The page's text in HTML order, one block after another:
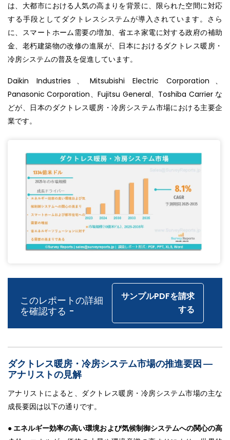
は、大都市における人気の高まりを背景に、限られた空間に対応
する手段としてダクトレスシステムが導入されています。さら
に、スマートホーム需要の増加、省エネ家電に対する政府の補助
金、老朽建築物の改修の進展が、日本におけるダクトレス暖房・
冷房システムの普及を促進しています。
Daikin Industries、Mitsubishi Electric Corporation、
Panasonic Corporation、Fujitsu General、Toshiba Carrier な
どが、日本のダクトレス暖房・冷房システム市場における主要企
業です。
このレポートの詳細
を確認する -
サンプルPDFを請求
する
ダクトレス暖房・冷房システム市場の推進要因 ―
アナリストの見解
アナリストによると、ダクトレス暖房・冷房システム市場の主な
成長要因は以下の通りです。
● エネルギー効率の高い環境および気候制御システムへの関心の高